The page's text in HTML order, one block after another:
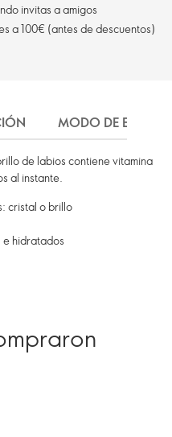
invitas a amigos
a 100€ (antes de descuentos)
MODO DE EMPLEO
de labios contiene vitamina
al instante.
cristal o brillo
e hidratados